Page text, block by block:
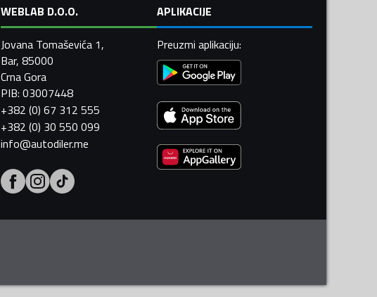
WEBLAB D.O.O.
Jovana Tomaševića 1,
Bar, 85000
Crna Gora
PIB: 03007448
+382 (0) 67 312 555
+382 (0) 30 550 099
info@autodiler.me
APLIKACIJE
Preuzmi aplikaciju: